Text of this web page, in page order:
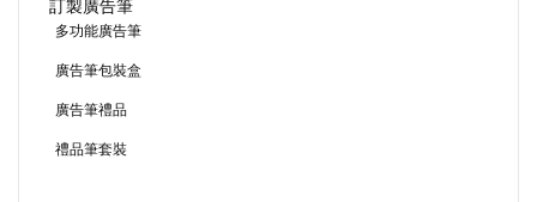
訂製廣告筆
多功能廣告筆
廣告筆包裝盒
廣告筆禮品
禮品筆套裝